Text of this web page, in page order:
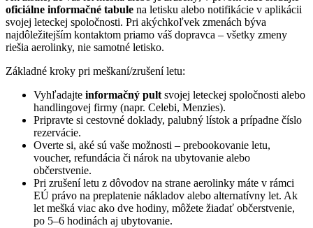
oficiálne informačné tabule na letisku alebo notifikácie v aplikácii
svojej leteckej spoločnosti. Pri akýchkoľvek zmenách býva
najdôležitejším kontaktom priamo váš dopravca – všetky zmeny
riešia aerolinky, nie samotné letisko.
Základné kroky pri meškaní/zrušení letu:
Vyhľadajte informačný pult svojej leteckej spoločnosti alebo
handlingovej firmy (napr. Celebi, Menzies).
Pripravte si cestovné doklady, palubný lístok a prípadne číslo
rezervácie.
Overte si, aké sú vaše možnosti – prebookovanie letu,
voucher, refundácia či nárok na ubytovanie alebo
občerstvenie.
Pri zrušení letu z dôvodov na strane aerolinky máte v rámci
EÚ právo na preplatenie nákladov alebo alternatívny let. Ak
let mešká viac ako dve hodiny, môžete žiadať občerstvenie,
po 5–6 hodinách aj ubytovanie.